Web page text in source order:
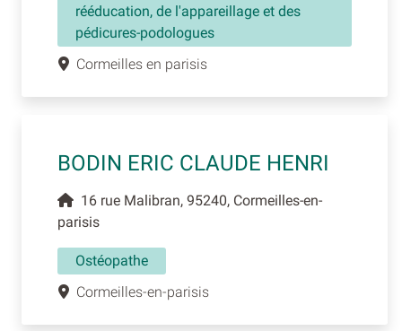
rééducation, de l'appareillage et des
pédicures-podologues
Cormeilles en parisis
BODIN ERIC CLAUDE HENRI
16 rue Malibran, 95240, Cormeilles-en-
parisis
Ostéopathe
Cormeilles-en-parisis